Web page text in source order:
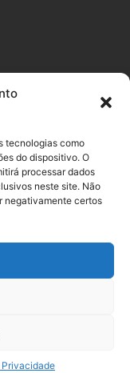
tecnologias como
do dispositivo. O
processar dados
neste site. Não
negativamente certos